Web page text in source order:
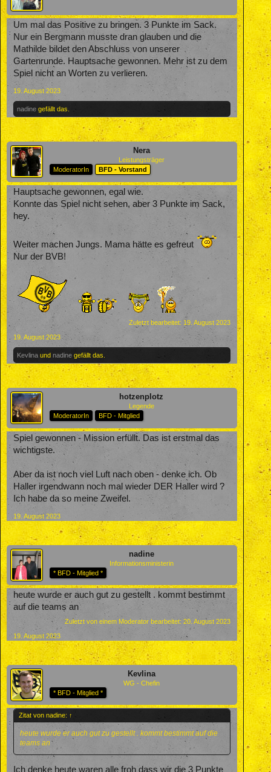
Um mal das Positive zu bringen. 3 Punkte im Sack.
Nur ein Bergmann musste dran glauben und die
Mathilde bildet den Abschluss von unserer
Gartenrunde. Hauptsache gewonnen. Mehr ist zu dem
Spiel nicht an Worten zu verlieren.
19. August 2023
nadine gefällt das.
Nera
Leistungsträger
ModeratorIn
BFD - Vorstand
Hauptsache gewonnen, egal wie.
Konnte das Spiel nicht sehen, aber 3 Punkte im Sack,
hey.
Weiter machen Jungs. Mama hätte es gefreut
Nur der BVB!
Zuletzt bearbeitet: 19. August 2023
19. August 2023
Kevlina und nadine gefällt das.
hotzenplotz
Legende
ModeratorIn
BFD - Mitglied
Spiel gewonnen - Mission erfüllt. Das ist erstmal das
wichtigste.
Aber da ist noch viel Luft nach oben - denke ich. Ob
Haller irgendwann noch mal wieder DER Haller wird ?
Ich habe da so meine Zweifel.
19. August 2023
nadine
Informationsministerin
* BFD - Mitglied *
heute wurde er auch gut zu gestellt . kommt bestimmt
auf die teams an
Zuletzt von einem Moderator bearbeitet:20. August 2023
19. August 2023
Kevlina
WG - Chefin
* BFD - Mitglied *
Zitat von nadine: ↑
heute wurde er auch gut zu gestellt . kommt bestimmt auf die
teams an
Ich denke heute waren alle froh dass wir die 3 Punkte